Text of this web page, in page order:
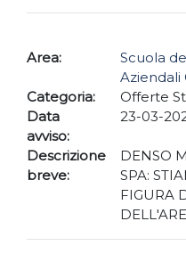
Area:
Scuola
Aziendali
Categoria:
Offerte
Data
avviso:
23-03-
Descrizione
breve:
DENSO
SPA:
FIGURA